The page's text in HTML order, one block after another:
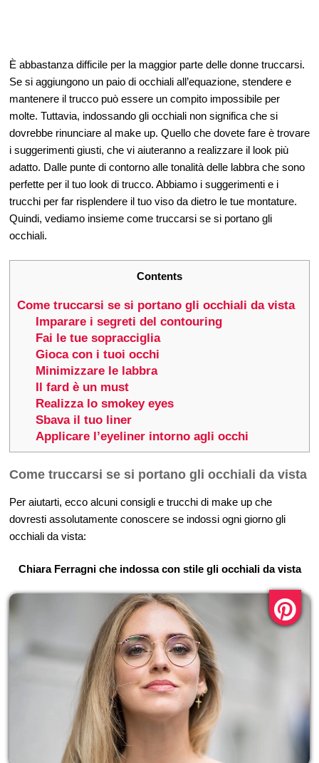
È abbastanza difficile per la maggior parte delle donne truccarsi.
Se si aggiungono un paio di occhiali all’equazione, stendere e
mantenere il trucco può essere un compito impossibile per
molte. Tuttavia, indossando gli occhiali non significa che si
dovrebbe rinunciare al make up. Quello che dovete fare è trovare
i suggerimenti giusti, che vi aiuteranno a realizzare il look più
adatto. Dalle punte di contorno alle tonalità delle labbra che sono
perfette per il tuo look di trucco. Abbiamo i suggerimenti e i
trucchi per far risplendere il tuo viso da dietro le tue montature.
Quindi, vediamo insieme come truccarsi se si portano gli
occhiali.
Contents
Come truccarsi se si portano gli occhiali da vista
Imparare i segreti del contouring
Fai le tue sopracciglia
Gioca con i tuoi occhi
Minimizzare le labbra
Il fard è un must
Realizza lo smokey eyes
Sbava il tuo liner
Applicare l’eyeliner intorno agli occhi
Come truccarsi se si portano gli occhiali da vista
Per aiutarti, ecco alcuni consigli e trucchi di make up che
dovresti assolutamente conoscere se indossi ogni giorno gli
occhiali da vista:
Chiara Ferragni che indossa con stile gli occhiali da vista